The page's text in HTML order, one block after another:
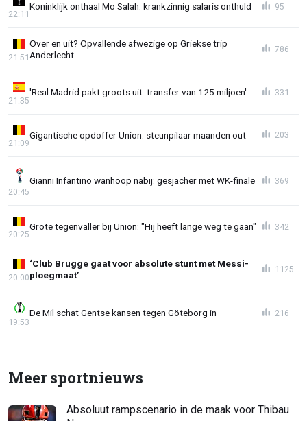
Koninklijk onthaal Mo Salah: krankzinnig salaris onthuld
22:11
95
Over en uit? Opvallende afwezige op Griekse trip
Anderlecht
21:51
786
'Real Madrid pakt groots uit: transfer van 125 miljoen'
21:35
331
Gigantische opdoffer Union: steunpilaar maanden out
21:09
203
Gianni Infantino wanhoop nabij: gesjacher met WK-finale
20:45
369
Grote tegenvaller bij Union: "Hij heeft lange weg te gaan"
20:25
342
‘Club Brugge gaat voor absolute stunt met Messi-
ploegmaat’
20:00
1125
De Mil schat Gentse kansen tegen Göteborg in
19:53
216
Meer sportnieuws
Absoluut rampscenario in de maak voor Thibau